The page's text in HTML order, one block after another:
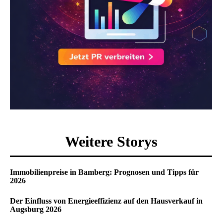
Weitere Storys
Immobilienpreise in Bamberg: Prognosen und Tipps für
2026
Der Einfluss von Energieeffizienz auf den Hausverkauf in
Augsburg 2026